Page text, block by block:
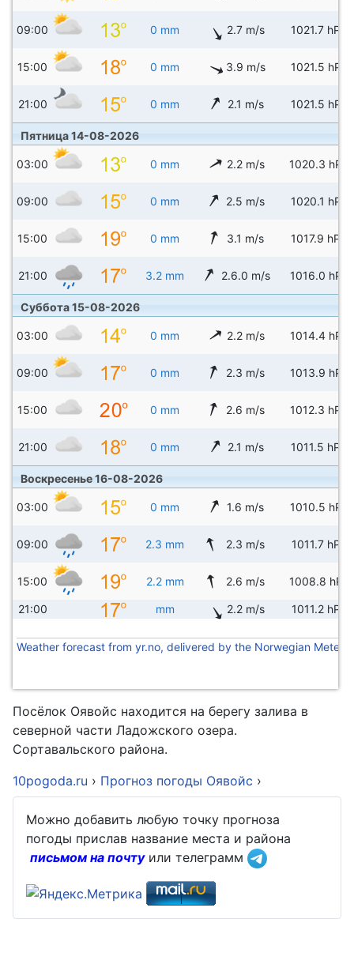
09:00 0 mm 2.7 m/s 1021.7 hPa
15:00 0 mm 3.9 m/s 1021.5 hPa
21:00 0 mm 2.1 m/s 1021.5 hPa
Пятница 14-08-2026
03:00 0 mm 2.2 m/s 1020.3 hPa
09:00 0 mm 2.5 m/s 1020.1 hPa
15:00 0 mm 3.1 m/s 1017.9 hPa
21:00 3.2 mm 2.6.0 m/s 1016.0 hPa
Суббота 15-08-2026
03:00 0 mm 2.2 m/s 1014.4 hPa
09:00 0 mm 2.3 m/s 1013.9 hPa
15:00 0 mm 2.6 m/s 1012.3 hPa
21:00 0 mm 2.1 m/s 1011.5 hPa
Воскресенье 16-08-2026
03:00 0 mm 1.6 m/s 1010.5 hPa
09:00 2.3 mm 2.3 m/s 1011.7 hPa
15:00 2.2 mm 2.6 m/s 1008.8 hPa
21:00 mm 2.2 m/s 1011.2 hPa
Weather forecast from yr.no, delivered by the Norwegian
Посёлок Оявойс находится на берегу залива в
северной части Ладожского озера.
Сортавальского района.
10pogoda.ru › Прогноз погоды Оявойс ›
Можно добавить любую точку прогноза
погоды прислав название места и района
письмом на почтуили телеграмм